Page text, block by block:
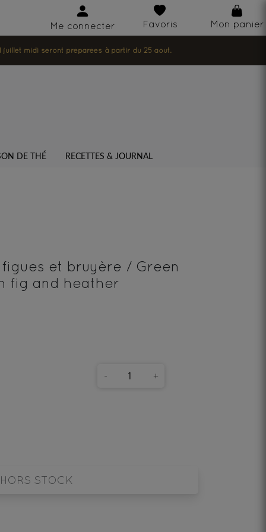
Me connecter Favoris Mon panier
juillet midi seront préparées à partir du 25 août.
DE THÉ RECETTES & JOURNAL
et bruyère / Green
fig and heather
- +
HORS STOCK